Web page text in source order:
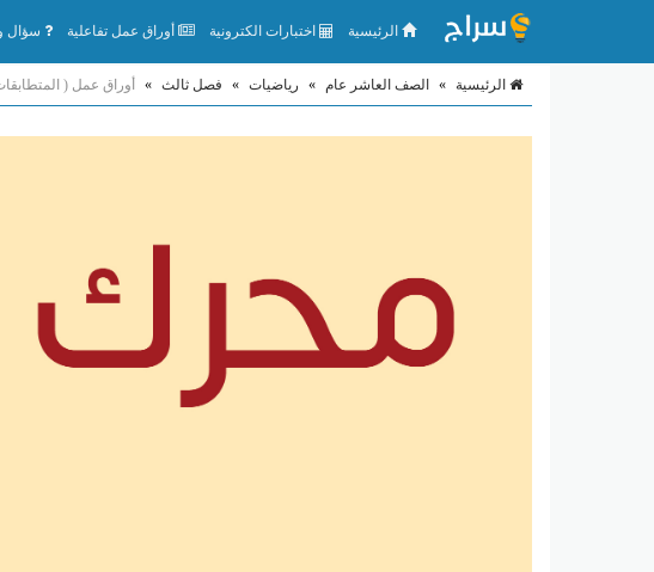
الرئيسية اختبارات الكترونية أوراق عمل تفاعلية سؤال
الرئيسية » الصف العاشر عام » رياضيات » فصل ثالث » أوراق عمل (